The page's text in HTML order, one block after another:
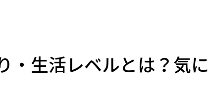
・生活レベルとは？気に